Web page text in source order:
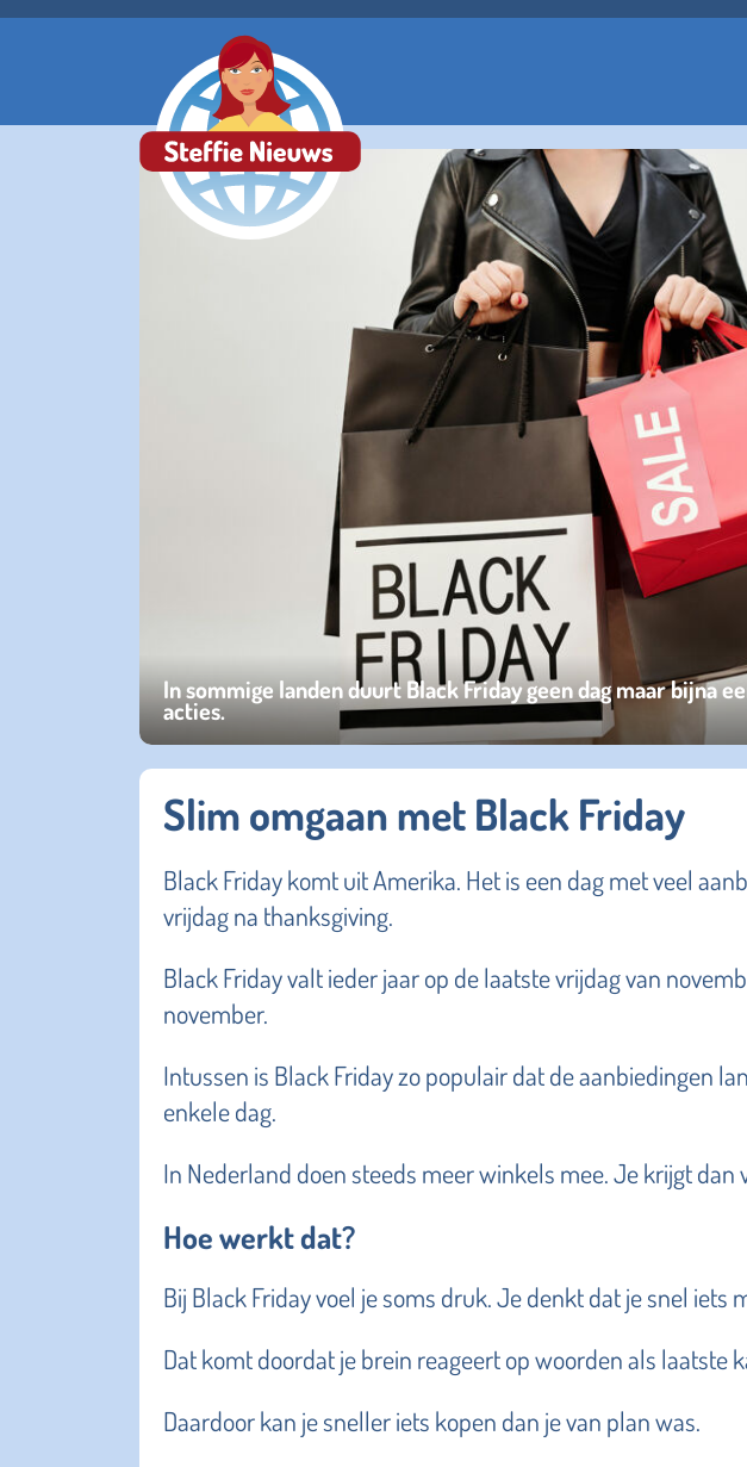
In sommige landen duurt Black Friday geen dag maar bijna
acties.
Slim omgaan met Black Friday
Black Friday komt uit Amerika. Het is een dag met veel
vrijdag na thanksgiving.
Black Friday valt ieder jaar op de laatste vrijdag van
november.
Intussen is Black Friday zo populair dat de aanbiedingen
enkele dag.
In Nederland doen steeds meer winkels mee. Je krijgt dan
Hoe werkt dat?
Bij Black Friday voel je soms druk. Je denkt dat je snel iets
Dat komt doordat je brein reageert op woorden als laatste
Daardoor kan je sneller iets kopen dan je van plan was.